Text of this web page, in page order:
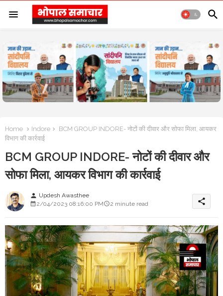
Home Indore
BCM GROUP INDORE- नोटों की दीवार और सोफा मिला, आयकर
विभाग की कार्रवाई
BCM GROUP INDORE- नोटों की दीवार और
सोफा मिला, आयकर विभाग की कार्रवाई
person Updesh Awasthee
2/04/2023 08:16:00 PM
2 minute read share